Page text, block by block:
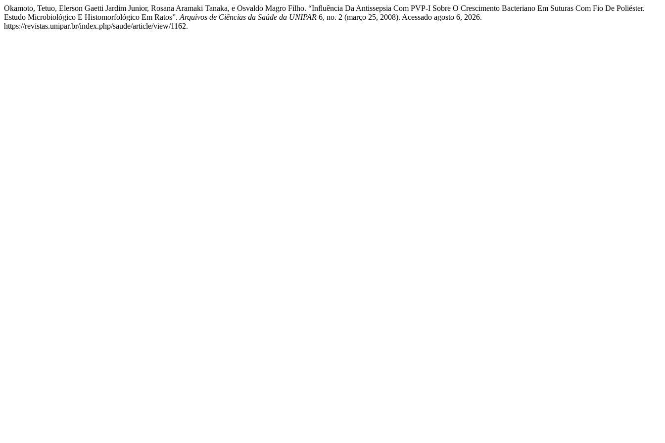
Okamoto, Tetuo, Elerson Gaetti Jardim Junior, Rosana Aramaki Tanaka, e Osvaldo Magro Filho. “Influência Da Antissepsia Com PVP-I Sobre O Crescimento Bacteriano Em Suturas Com Fio De Poliéster.
Estudo Microbiológico E Histomorfológico Em Ratos”. Arquivos de Ciências da Saúde da UNIPAR 6, no. 2 (março 25, 2008). Acessado agosto 6, 2026.
https://revistas.unipar.br/index.php/saude/article/view/1162.